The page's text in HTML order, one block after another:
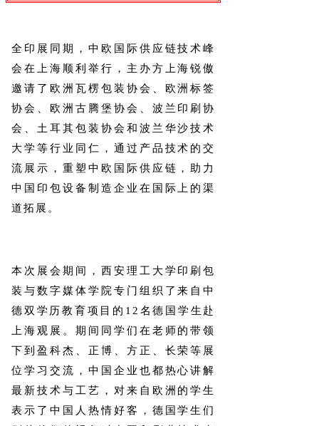
全印展同期，中欧国际供应链技术峰
会在上海顺利举行，主办方上海锐傲
邀请了欧洲瓦楞包装协会、欧洲标签
协会、欧洲古腾堡协会、波兰印刷协
会、土耳其包装协会和波兰华沙技术
大学等行业同仁，通过产品技术的交
流展示，重塑中欧国际供应链，助力
中国印包设备制造企业在国际上的渠
道拓展。
本次展会期间，西安理工大学印刷包
装与数字媒体学院专门组织了来自中
德双学历教育项目的12名德国学生赴
上海观展。期间同学们在老师的带领
下到盈科杰、正博、方正、长荣等展
位学习交流，中国企业也都热心讲解
最新技术与工艺，对来自欧洲的学生
表示了中国人热情好客，德国学生们